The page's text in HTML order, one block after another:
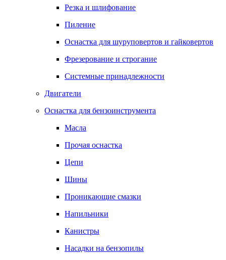
Резка и шлифование
Пиление
Оснастка для шуруповертов и гайковертов
Фрезерование и строгание
Системные принадлежности
Двигатели
Оснастка для бензоинструмента
Масла
Прочая оснастка
Цепи
Шины
Проникающие смазки
Напильники
Канистры
Насадки на бензопилы